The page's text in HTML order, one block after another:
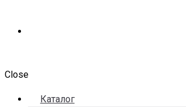
Close
Каталог